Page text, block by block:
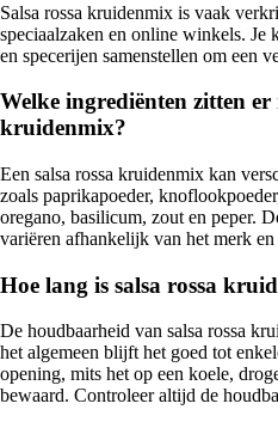
Salsa rossa kruidenmix is vaak
speciaalzaken en online winkels.
en specerijen samenstellen om een
Welke ingrediënten zitten er
kruidenmix?
Een salsa rossa kruidenmix kan
zoals paprikapoeder,
oregano, basilicum, zout en peper.
variëren afhankelijk van het merk
Hoe lang is salsa rossa
De houdbaarheid van salsa rossa
het algemeen blijft het goed tot
opening, mits het op een koele,
bewaard. Controleer altijd de